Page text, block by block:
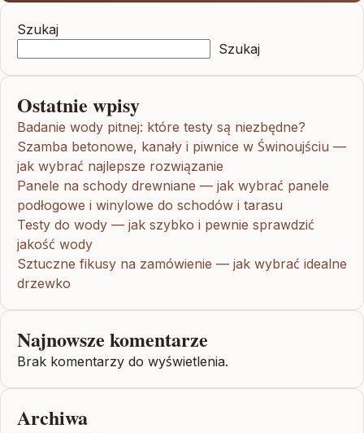
Szukaj
Szukaj
Ostatnie wpisy
Badanie wody pitnej: które testy są niezbędne?
Szamba betonowe, kanały i piwnice w Świnoujściu —
jak wybrać najlepsze rozwiązanie
Panele na schody drewniane — jak wybrać panele
podłogowe i winylowe do schodów i tarasu
Testy do wody — jak szybko i pewnie sprawdzić
jakość wody
Sztuczne fikusy na zamówienie — jak wybrać idealne
drzewko
Najnowsze komentarze
Brak komentarzy do wyświetlenia.
Archiwa